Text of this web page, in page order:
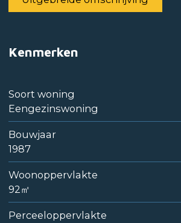
Kenmerken
Soort woning
Eengezinswoning
Bouwjaar
1987
Woonoppervlakte
92㎡
Perceeloppervlakte